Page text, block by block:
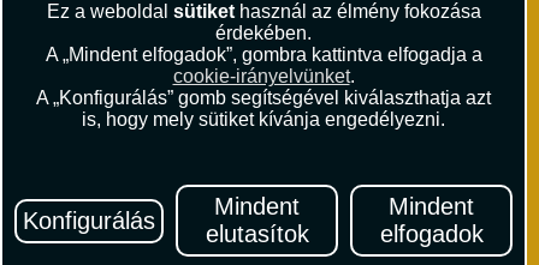
Ez a weboldal sütikethasznál az élmény fokozása
érdekében.
A „Mindent elfogadok”, gombra kattintva elfogadja a
cookie-irányelvünket.
A „Konfigurálás” gomb segítségével kiválaszthatja azt
is, hogy mely sütiket kívánja engedélyezni.
Konfigurálás
Mindent
elutasítok
Mindent
elfogadok
Utazási Csomag Szerződési Feltételek
Útlemondás-biztosítás Szerződési Feltételek
Utasbiztosítás Szerződési Feltételek
Repülőjegy Szerződési Feltételek
Adatvédelem
Hírlevél
Iratkozzon fel Magyarország egyik legszínesebb utazási